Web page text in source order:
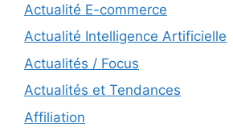
Actualité E-commerce
Actualité Intelligence Artificielle
Actualités / Focus
Actualités et Tendances
Affiliation